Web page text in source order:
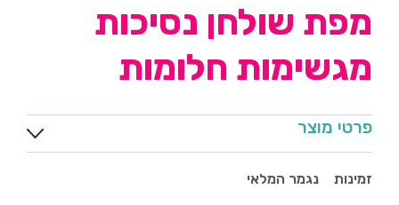
מפת שולחן נסיכות
מגשימות חלומות
פרטי מוצר
זמינות נגמר המלאי